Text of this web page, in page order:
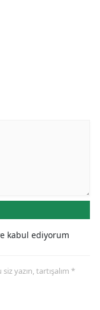
kabul ediyorum
yazın, tartışalım *